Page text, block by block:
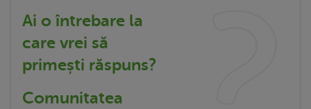
Ai o întrebare la
care vrei să
primești răspuns?
Comunitatea